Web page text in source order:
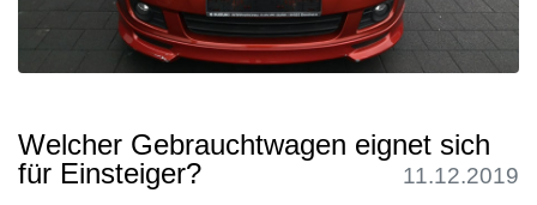
Welcher Gebrauchtwagen eignet sich
für Einsteiger?
11.12.2019